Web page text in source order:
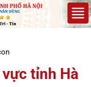
tỉnh Hà